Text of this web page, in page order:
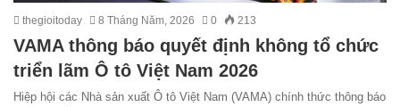
thegioitoday 8 Tháng Năm, 2026 0 213
VAMA thông báo quyết định không tổ chức
triển lãm Ô tô Việt Nam 2026
Hiệp hội các Nhà sản xuất Ô tô Việt Nam (VAMA) chính thức thông báo